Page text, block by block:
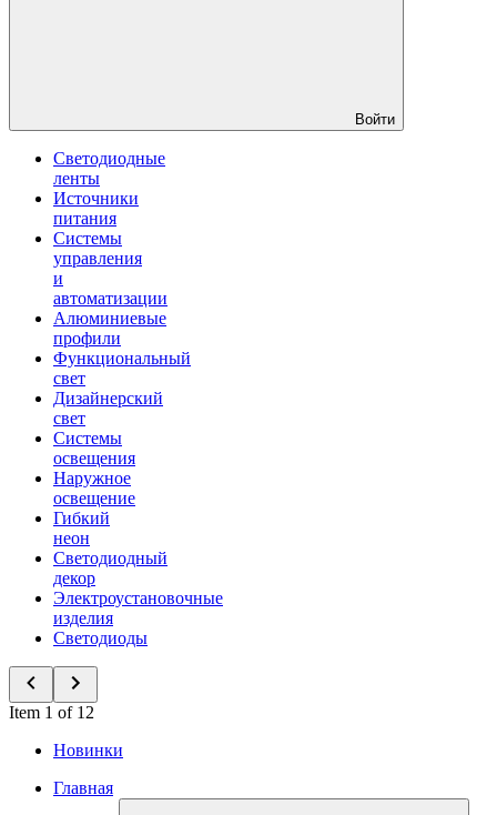
Войти
Светодиодные
ленты
Источники
питания
Системы
управления
и
автоматизации
Алюминиевые
профили
Функциональный
свет
Дизайнерский
свет
Системы
освещения
Наружное
освещение
Гибкий
неон
Светодиодный
декор
Электроустановочные
изделия
Светодиоды
Item 1 of 12
Новинки
Главная